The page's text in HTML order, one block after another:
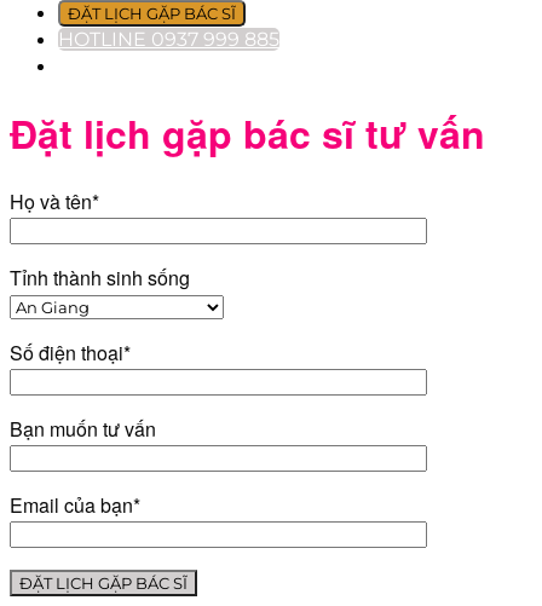
ĐẶT LỊCH GẶP BÁC SĨ
HOTLINE 0937 999 885
Đặt lịch gặp bác sĩ tư vấn
Họ và tên*
Tỉnh thành sinh sống
Số điện thoại*
Bạn muốn tư vấn
Email của bạn*